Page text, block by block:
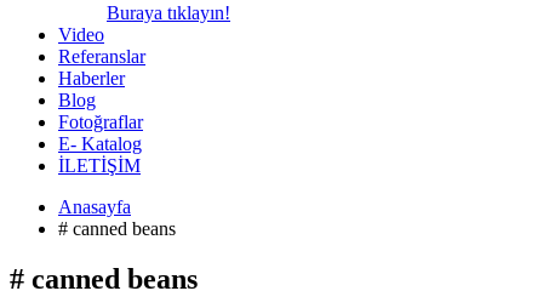
Buraya tıklayın!
Video
Referanslar
Haberler
Blog
Fotoğraflar
E- Katalog
İLETİŞİM
Anasayfa
# canned beans
# canned beans